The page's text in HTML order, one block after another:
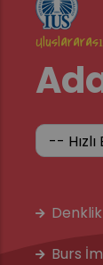
Denklik
Burs